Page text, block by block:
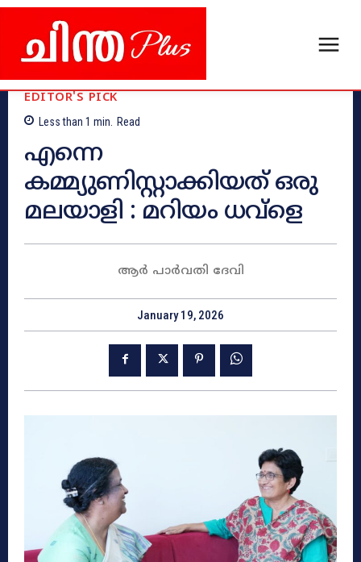
EDITOR'S PICK
Less than 1 min. Read
എന്നെ
കമ്മ്യുണിസ്റ്റാക്കിയത് ഒരു
മലയാളി : മറിയം ധവ്ളെ
ആർ പാർവതി ദേവി
January 19, 2026